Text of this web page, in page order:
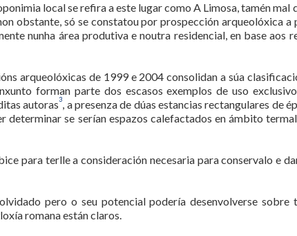
local se refira a este lugar como A Limosa, tamén mal
obstante, só se constatou por prospección arqueolóxica
nunha área produtiva e noutra residencial, en base aos
arqueolóxicas de 1999 e 2004 consolidan a súa
forman parte dos escasos exemplos de uso
autoras3, a presenza de dúas estancias rectangulares de
se serían espazos calefactados en ámbito
para terlle a consideración necesaria para conservalo e
pero o seu potencial podería desenvolverse
romana están claros.